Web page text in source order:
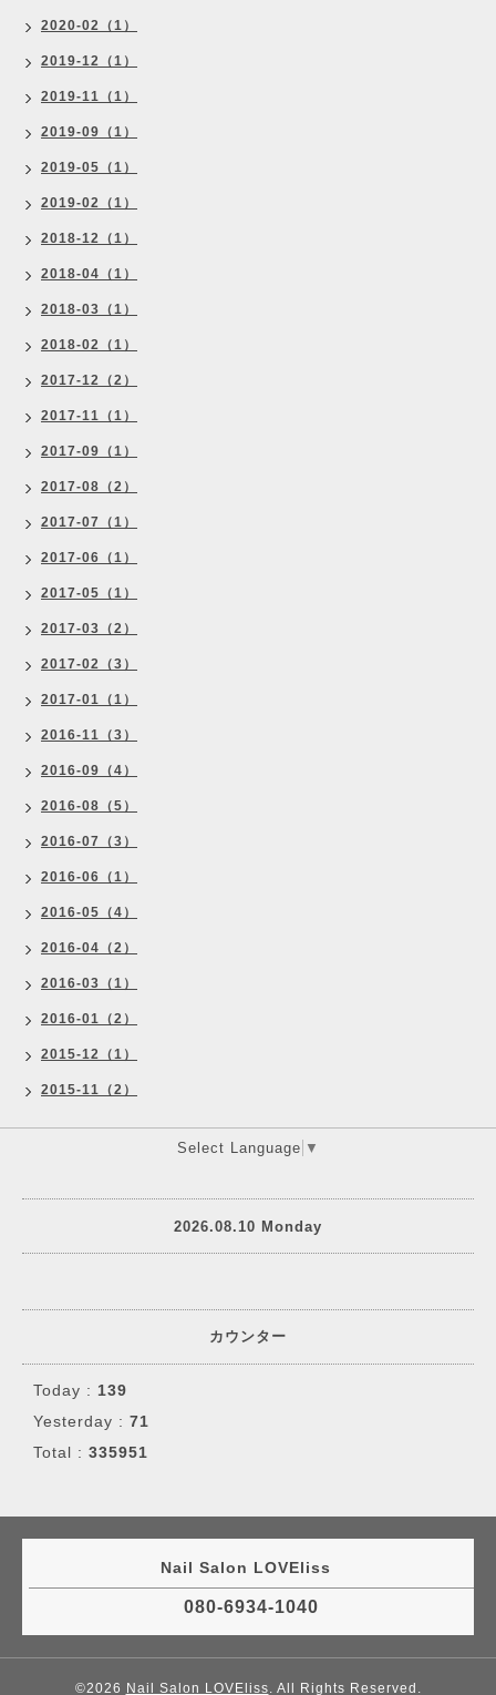
2020-02（1）
2019-12（1）
2019-11（1）
2019-09（1）
2019-05（1）
2019-02（1）
2018-12（1）
2018-04（1）
2018-03（1）
2018-02（1）
2017-12（2）
2017-11（1）
2017-09（1）
2017-08（2）
2017-07（1）
2017-06（1）
2017-05（1）
2017-03（2）
2017-02（3）
2017-01（1）
2016-11（3）
2016-09（4）
2016-08（5）
2016-07（3）
2016-06（1）
2016-05（4）
2016-04（2）
2016-03（1）
2016-01（2）
2015-12（1）
2015-11（2）
Select Language ▼
2026.08.10 Monday
カウンター
Today : 139
Yesterday : 71
Total : 335951
Nail Salon LOVEliss
080-6934-1040
©2026 Nail Salon LOVEliss. All Rights Reserved.